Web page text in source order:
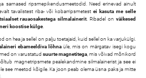
sarnased ripsmepikendusmeetodid. Need erinevad ainult
tavalistest riba- või kobarripsmetestei kasuta me selle
rauaosakestega silmalainerit. Ribadel onväikesed
koostise külge.
on hea ja sellel on palju toetajaid, kuid sellel on ka varjukülgi.
ebameeldiva lõhnaüle, mis on märgatav isegi kogu
on varustatud suurte magnetitega , mis võivad mõnikord
magnetripsmete pealekandmine silmalainerist ja see ei
see meetod kõigile. Ka joon peab olema üsna paks ja mitte